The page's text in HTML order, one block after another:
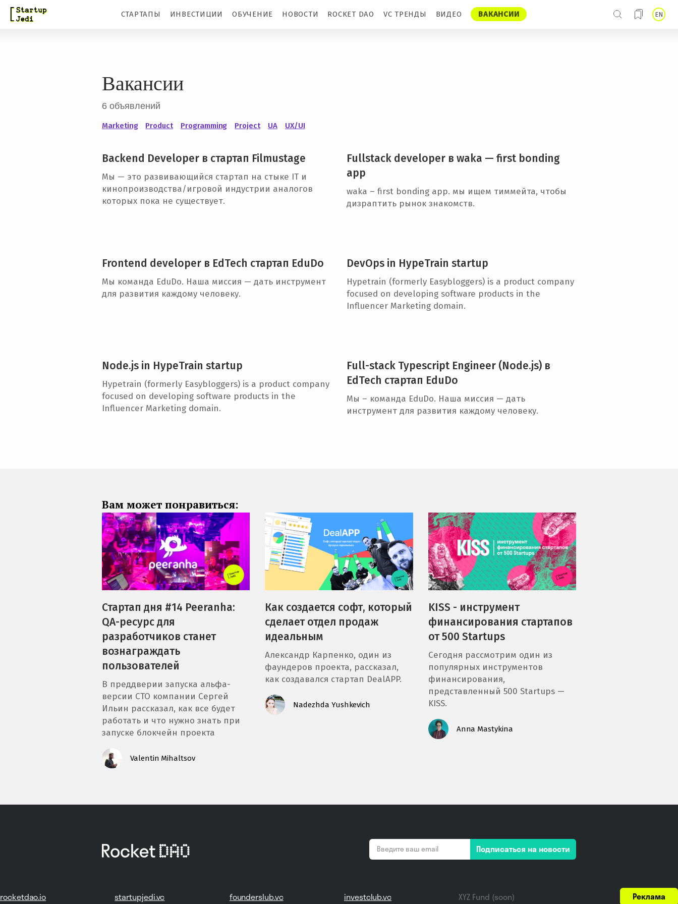
EN
СТАРТАПЫ ИНВЕСТИЦИИ ОБУЧЕНИЕ НОВОСТИ ROCKET DAO VC ТРЕНДЫ ВИДЕО ВАКАНСИИ
Вакансии
6 объявлений
Marketing Product Programming Project UA UX/UI
Backend Developer в стартап Filmustage
Мы — это развивающийся стартап на стыке IT и
кинопроизводства/игровой индустрии аналогов
которых пока не существует.
Fullstack developer в waka — first bonding
app
waka – first bonding app. мы ищем тиммейта, чтобы
дизраптить рынок знакомств.
Frontend developer в EdTech стартап EduDo
Мы команда EduDo. Наша миссия — дать инструмент
для развития каждому человеку.
DevOps in HypeTrain startup
Hypetrain (formerly Easybloggers) is a product company
focused on developing software products in the
Influencer Marketing domain.
Node.js in HypeTrain startup
Hypetrain (formerly Easybloggers) is a product company
focused on developing software products in the
Influencer Marketing domain.
Full-stack Typescript Engineer (Node.js) в
EdTech стартап EduDo
Мы – команда EduDo. Наша миссия — дать
инструмент для развития каждому человеку.
Вам может понравиться:
Стартап дня #14 Peeranha:
QA-ресурс для
разработчиков станет
вознаграждать
пользователей
В преддверии запуска альфа-
версии CTO компании Сергей
Ильин рассказал, как все будет
работать и что нужно знать при
запуске блокчейн проекта
Valentin Mihaltsov
Как создается софт, который
сделает отдел продаж
идеальным
Александр Карпенко, один из
фаундеров проекта, рассказал,
как создавался стартап DealAPP.
Nadezhda Yushkevich
KISS - инструмент
финансирования стартапов
от 500 Startups
Сегодня рассмотрим один из
популярных инструментов
финансирования,
представленный 500 Startups —
KISS.
Anna Mastykina
Подписаться на новости
rocketdao.io startupjedi.vc founderslub.vc investclub.vc XYZ Fund (soon) Реклама